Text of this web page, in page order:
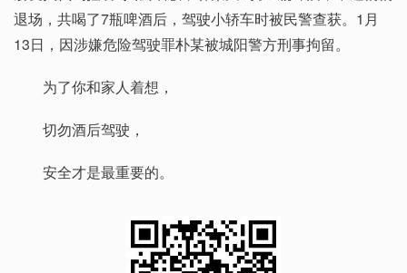
退场，共喝了7瓶啤酒后，驾驶小轿车时被民警查获。1月
13日，因涉嫌危险驾驶罪朴某被城阳警方刑事拘留。
为了你和家人着想，
切勿酒后驾驶，
安全才是最重要的。